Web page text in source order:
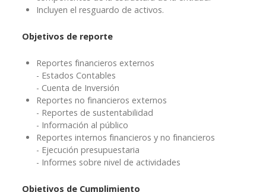
Incluyen el resguardo de activos.
Objetivos de reporte
Reportes financieros externos
- Estados Contables
- Cuenta de Inversión
Reportes no financieros externos
- Reportes de sustentabilidad
- Información al público
Reportes internos financieros y no financieros
- Ejecución presupuestaria
- Informes sobre nivel de actividades
Objetivos de Cumplimiento